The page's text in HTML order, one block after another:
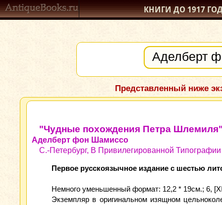
КНИГИ ДО 1917
Представленный ниже
"Чудные похождения Петра
Аделберт фон Шамиссо
С.-Петербург, В Привилегированной
Первое русскоязычное издание с шестью
Немного уменьшенный формат: 12,2 * 19см.; 6,
Экземпляр в оригинальном изящном